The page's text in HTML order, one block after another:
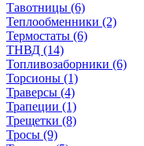
Тавотницы (6)
Теплообменники (2)
Термостаты (6)
ТНВД (14)
Топливозаборники (6)
Торсионы (1)
Траверсы (4)
Трапеции (1)
Трещетки (8)
Тросы (9)